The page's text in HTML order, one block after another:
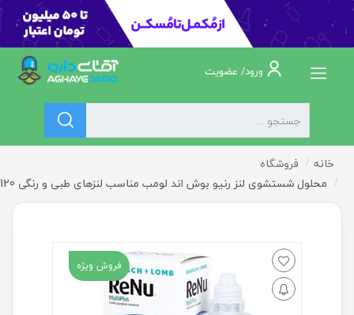
ورود/ عضویت
خانه
فروشگاه
محلول شستشوی لنز رنیو بوش اند لومب مناسب لنزهای طبی و رنگی 120 میلی
فروش ویژه